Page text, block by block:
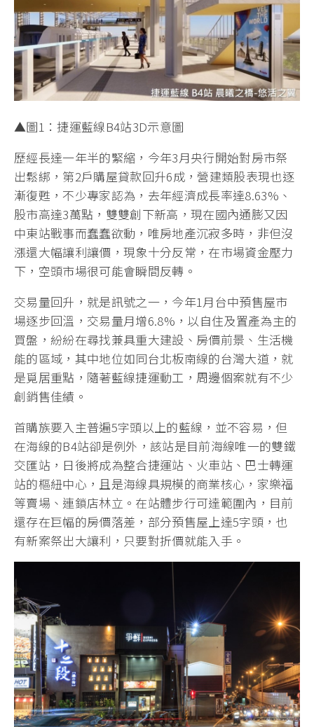
▲圖1：捷運藍線B4站3D示意圖
歷經長達一年半的緊縮，今年3月央行開始對房市祭
出鬆綁，第2戶購屋貸款回升6成，營建類股表現也逐
漸復甦，不少專家認為，去年經濟成長率達8.63%、
股市高達3萬點，雙雙創下新高，現在國內通膨又因
中東站戰事而蠢蠢欲動，唯房地產沉寂多時，非但沒
漲還大幅讓利讓價，現象十分反常，在市場資金壓力
下，空頭市場很可能會瞬間反轉。
交易量回升，就是訊號之一，今年1月台中預售屋市
場逐步回溫，交易量月增6.8%，以自住及置產為主的
買盤，紛紛在尋找兼具重大建設、房價前景、生活機
能的區域，其中地位如同台北板南線的台灣大道，就
是覓居重點，隨著藍線捷運動工，周邊個案就有不少
創銷售佳績。
首購族要入主普遍5字頭以上的藍線，並不容易，但
在海線的B4站卻是例外，該站是目前海線唯一的雙鐵
交匯站，日後將成為整合捷運站、火車站、巴士轉運
站的樞紐中心，且是海線具規模的商業核心，家樂福
等賣場、連鎖店林立。在站體步行可達範圍內，目前
還存在巨幅的房價落差，部分預售屋上達5字頭，也
有新案祭出大讓利，只要對折價就能入手。